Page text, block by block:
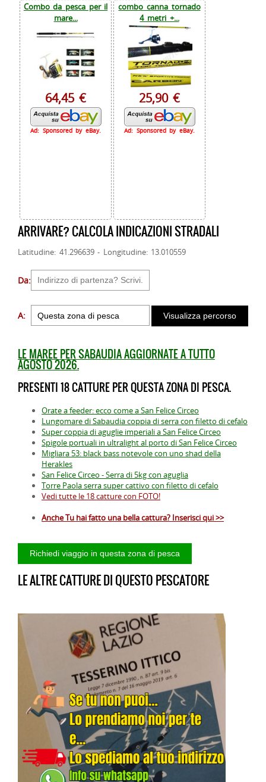
Combo da pesca per il
mare...
64,45 €
Ad: Sponsored by eBay.
combo canna tornado
4 metri +...
25,90 €
Ad: Sponsored by eBay.
ARRIVARE? CALCOLA INDICAZIONI STRADALI
Latitudine: 41.296639 - Longitudine: 13.010559
Da:
A:
LE MAREE PER SABAUDIA AGGIORNATE A TUTTO
AGOSTO 2026.
PRESENTI 18 CATTURE PER QUESTA ZONA DI PESCA.
Orate a feeder: ecco come a San Felice Circeo
Lungomare di Sabaudia coppia di serra con filetto di cefalo
Super coppia di aguglie imperiali a San Felice Circeo
Spigole portuali in ultralight al porto di San Felice Circeo
Migliara 53: black bass notevole con uno shad della
Herakles
San Felice Circeo - Serra di 5kg con aguglia
Torre Paola serra super cattivo con filetto di cefalo
Vedi tutte le 18 catture con FOTO!
Anche Tu hai fatto una bella cattura? Inserisci qui >>
LE ALTRE CATTURE DI QUESTO PESCATORE